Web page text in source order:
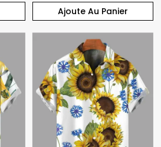
Ajoute Au Panier